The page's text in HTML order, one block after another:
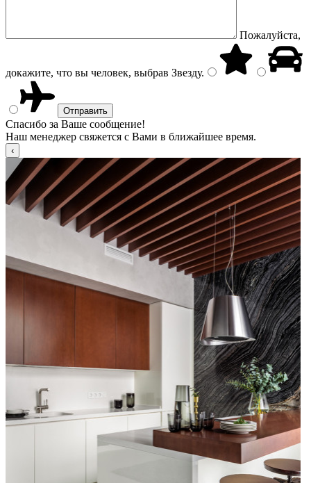
Пожалуйста,
докажите, что вы человек, выбрав Звезду.
Спасибо за Ваше сообщение!
Наш менеджер свяжется с Вами в ближайшее время.